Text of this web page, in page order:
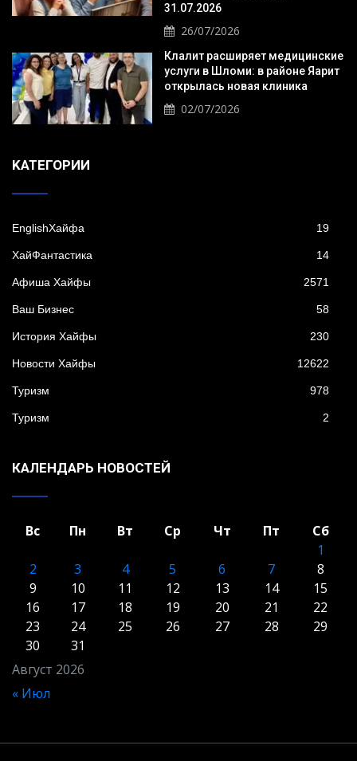
31.07.2026
26/07/2026
Клалит расширяет медицинские
услуги в Шломи: в районе Яарит
открылась новая клиника
02/07/2026
KАТЕГОРИИ
EnglishХайфа 19
XайФантастика 14
Афиша Хайфы 2571
Ваш Бизнес 58
История Хайфы 230
Новости Хайфы 12622
Туризм 978
Туризм 2
КАЛЕНДАРЬ НОВОСТЕЙ
Август 2026
Вс Пн Вт Ср Чт Пт
Сб
1
2
3 4 5 6 7
8
9
10 11 12 13 14
15
16
17 18 19 20 21
22
23
24 25 26 27 28
29
30
31
« Июл